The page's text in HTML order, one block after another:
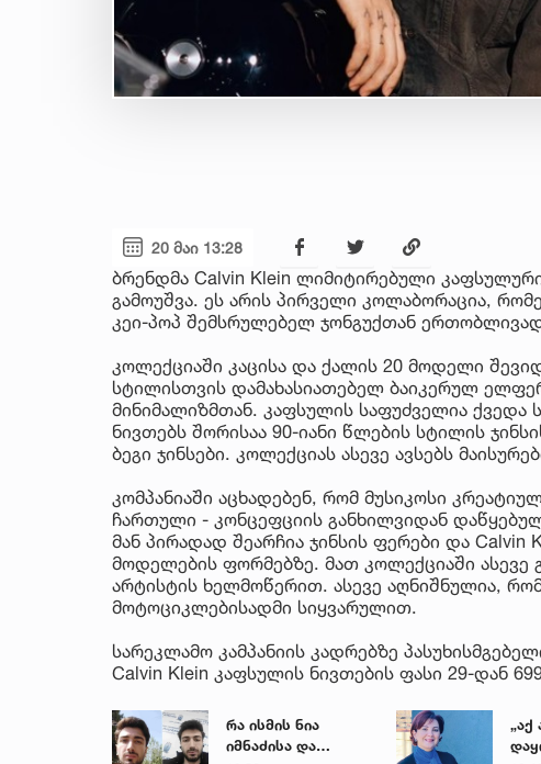
20 მაი 13:28
ბრენდმა Calvin Klein ლიმიტირებული
გამოუშვა. ეს არის პირველი კოლაბორაცია,
კეი-პოპ შემსრულებელ ჯონგუქთან ერთობლივად
კოლექციაში კაცისა და ქალის 20 მოდელი
სტილისთვის დამახასიათებელ ბაიკერულ
მინიმალიზმთან. კაფსულის საფუძველია ქვედა
ნივთებს შორისაა 90-იანი წლების სტილის
ბეგი ჯინსები. კოლექციას ასევე ავსებს
კომპანიაში აცხადებენ, რომ მუსიკოსი
ჩართული - კონცეფციის განხილვიდან
მან პირადად შეარჩია ჯინსის ფერები და
მოდელების ფორმებზე. მათ კოლექციაში ასევე
არტისტის ხელმოწერით. ასევე აღნიშნულია,
მოტოციკლებისადმი სიყვარულით.
სარეკლამო კამპანიის კადრებზე
Calvin Klein კაფსულის ნივთების ფასი 29-დან
რა ისმის ნია
იმნაძისა და
„აქ